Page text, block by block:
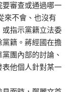
審查或通過哪一
來不會、也沒有
指示黨籍立法委
籍。蔣經國在擔
團內部的討論、
他個人針對某一